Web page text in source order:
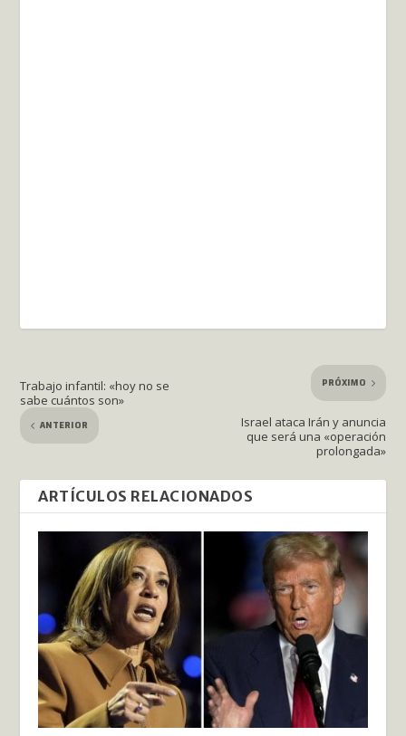
Trabajo infantil: «hoy no se
sabe cuántos son»
ANTERIOR
PRÓXIMO
Israel ataca Irán y anuncia
que será una «operación
prolongada»
ARTÍCULOS RELACIONADOS